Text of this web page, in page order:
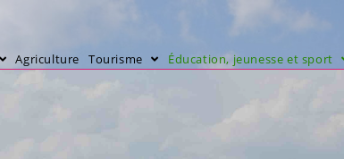
Agriculture Tourisme Éducation, jeunesse et sport